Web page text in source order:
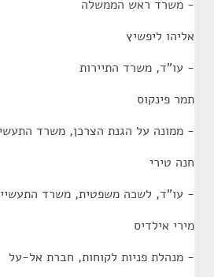
- משרד ראש הממשלה
אליהו ליפשיץ
- עו"ד, משרד התיירות
תמר פינקוס
- ממונה על הגנת הצרכן, משרד
חנה טירי
- עו"ד, לשכה משפטית, משרד
מירי אילדיס
- מנהלת פניות לקוחות, חברת אל-על